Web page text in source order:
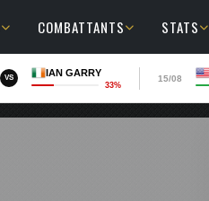
COMBATTANTS STATS
VS IAN GARRY
33%
15/08